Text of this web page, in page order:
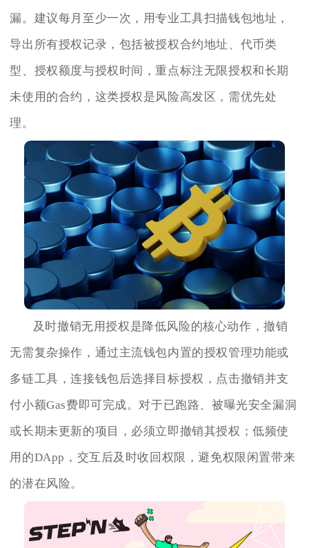
漏。建议每月至少一次，用专业工具扫描钱包地址，
导出所有授权记录，包括被授权合约地址、代币类
型、授权额度与授权时间，重点标注无限授权和长期
未使用的合约，这类授权是风险高发区，需优先处
理。
及时撤销无用授权是降低风险的核心动作，撤销
无需复杂操作，通过主流钱包内置的授权管理功能或
多链工具，连接钱包后选择目标授权，点击撤销并支
付小额Gas费即可完成。对于已跑路、被曝光安全漏洞
或长期未更新的项目，必须立即撤销其授权；低频使
用的DApp，交互后及时收回权限，避免权限闲置带来
的潜在风险。